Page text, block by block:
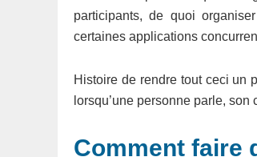
participants, de quoi
certaines applications
Histoire de rendre tout ceci un
lorsqu’une personne parle,
Comment faire